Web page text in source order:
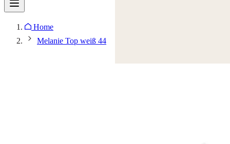
Home
Melanie Top weiß 44